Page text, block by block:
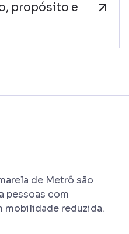
propósito e
de Metrô são
pessoas com
mobilidade reduzida.